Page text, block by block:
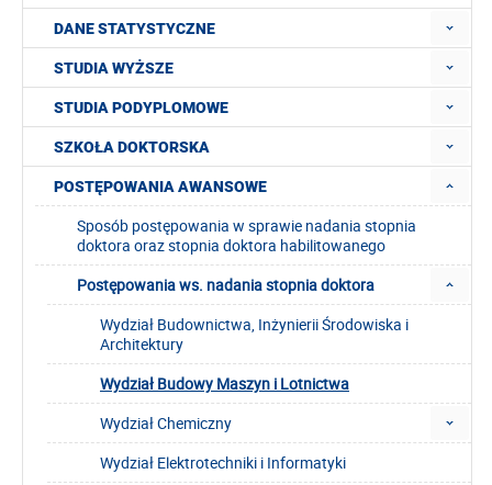
DANE STATYSTYCZNE
STUDIA WYŻSZE
STUDIA PODYPLOMOWE
SZKOŁA DOKTORSKA
POSTĘPOWANIA AWANSOWE
Sposób postępowania w sprawie nadania stopnia
doktora oraz stopnia doktora habilitowanego
Postępowania ws. nadania stopnia doktora
Wydział Budownictwa, Inżynierii Środowiska i
Architektury
Wydział Budowy Maszyn i Lotnictwa
Wydział Chemiczny
Wydział Elektrotechniki i Informatyki